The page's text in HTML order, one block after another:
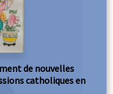
de nouvelles
catholiques en